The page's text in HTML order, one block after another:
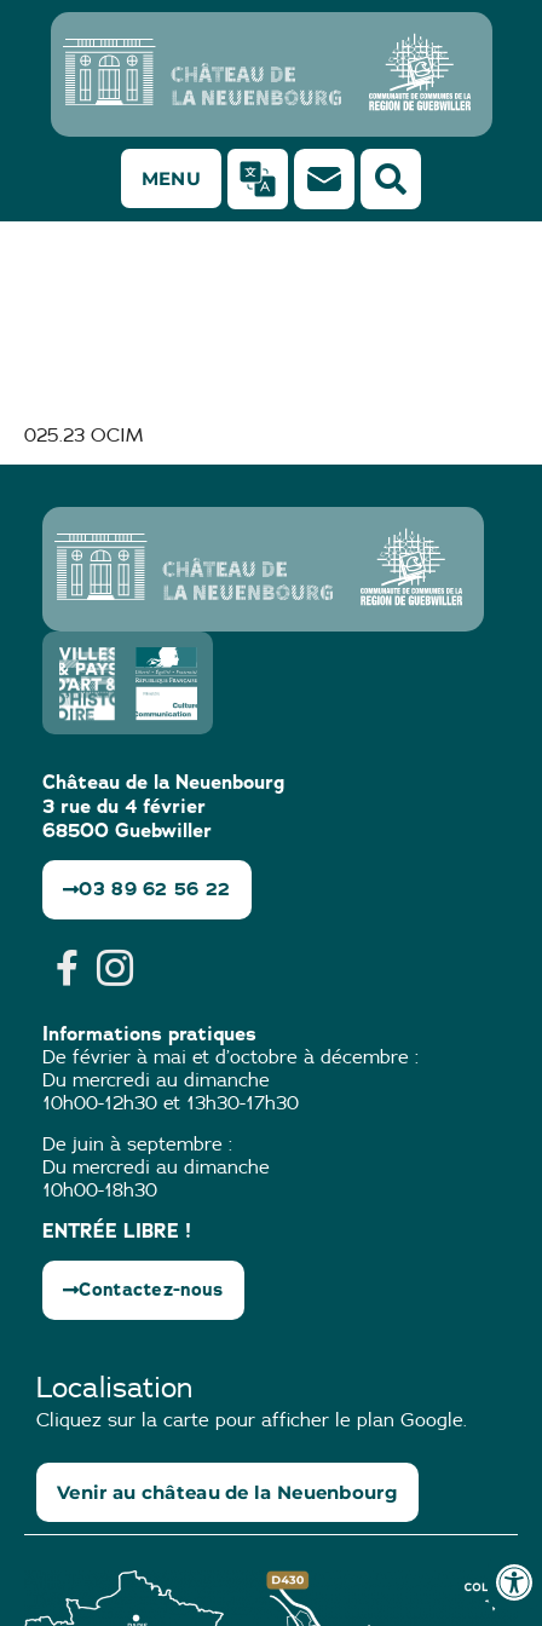
MENU
025.23 OCIM
Château de la Neuenbourg
3 rue du 4 février
68500 Guebwiller
03 89 62 56 22
Informations pratiques
De février à mai et d’octobre à décembre :
Du mercredi au dimanche
10h00-12h30 et 13h30-17h30
De juin à septembre :
Du mercredi au dimanche
10h00-18h30
ENTRÉE LIBRE !
Contactez-nous
Localisation
Cliquez sur la carte pour afficher le plan Google.
Venir au château de la Neuenbourg